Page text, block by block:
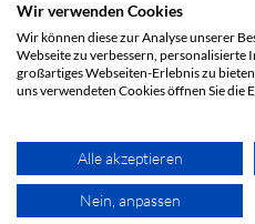
Impression
Protection des données
© 2026 COOL AG. Tous
powered by
Wir verwenden Cookies
Wir können diese zur Analyse unserer
Webseite zu verbessern, personalisierte
großartiges Webseiten-Erlebnis zu
uns verwendeten Cookies öffnen Sie die
Alle akzeptieren
Nein, anpassen